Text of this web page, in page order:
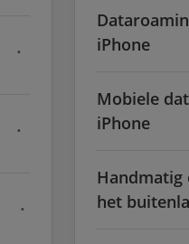
iPhone
Mobiele
iPhone
Handmatig
het